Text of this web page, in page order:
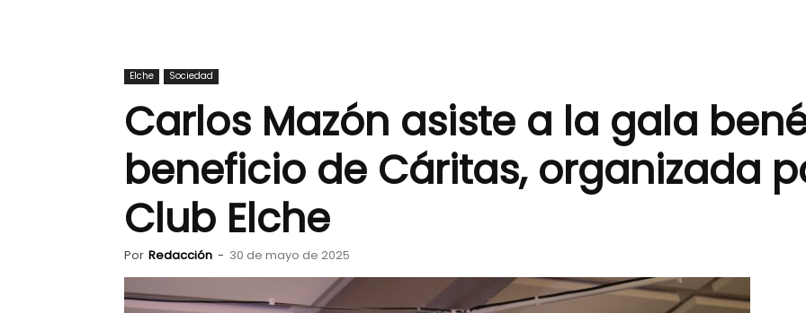
Elche Sociedad
Carlos Mazón asiste a la gala
beneficio de Cáritas, organizada
Club Elche
Por Redacción - 30 de mayo de 2025